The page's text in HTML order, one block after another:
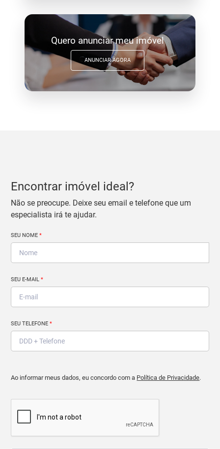
Quero anunciar meu imóvel
ANUNCIAR AGORA
Encontrar imóvel ideal?
Não se preocupe. Deixe seu email e telefone que um
especialista irá te ajudar.
SEU NOME*
SEU E-MAIL*
SEU TELEFONE*
Ao informar meus dados, eu concordo com a Política de Privacidade.